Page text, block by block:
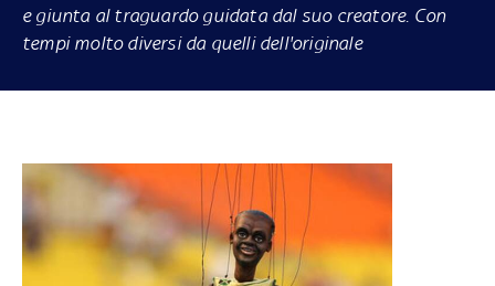
e giunta al traguardo guidata dal suo creatore. Con
tempi molto diversi da quelli dell'originale